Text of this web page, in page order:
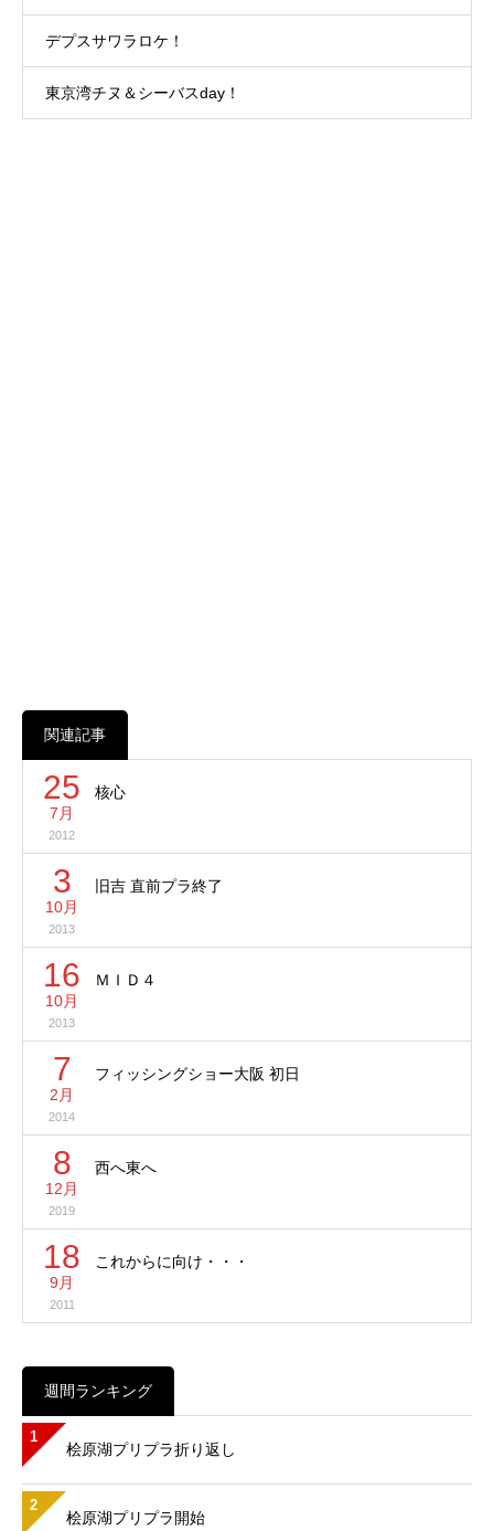
デプスサワラロケ！
東京湾チヌ＆シーバスday！
関連記事
25
7月
2012
核心
3
10月
2013
旧吉 直前プラ終了
16
10月
2013
ＭＩＤ４
7
2月
2014
フィッシングショー大阪 初日
8
12月
2019
西へ東へ
18
9月
2011
これからに向け・・・
週間ランキング
1
桧原湖プリプラ折り返し
2
桧原湖プリプラ開始